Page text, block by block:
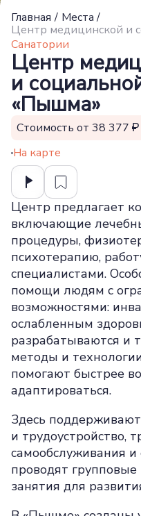
Главная / Места /
Санатории
Центр
и
«Пышма»
Стоимость от 38 377
На карте
Центр предлагает
включающие
процедуры,
психотерапию,
специалистами.
помощи людям с
возможностями:
ослабленным
разрабатываются и
методы и
помогают быстрее
адаптироваться.
Здесь
и трудоустройство,
самообслуживания
проводят
занятия для